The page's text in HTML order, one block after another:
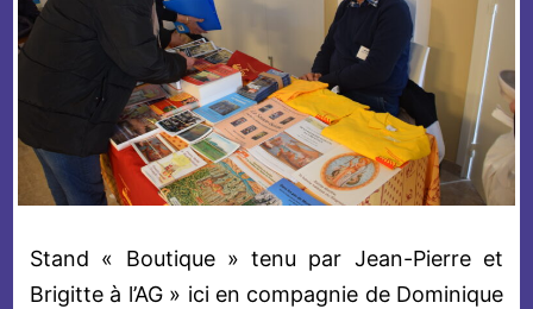
Stand « Boutique » tenu par Jean-Pierre et
Brigitte à l’AG » ici en compagnie de Dominique